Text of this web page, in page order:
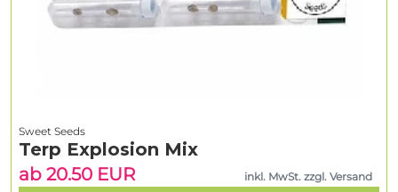
Sweet Seeds
Terp Explosion Mix
ab 20.50 EUR
inkl. MwSt. zzgl. Versand